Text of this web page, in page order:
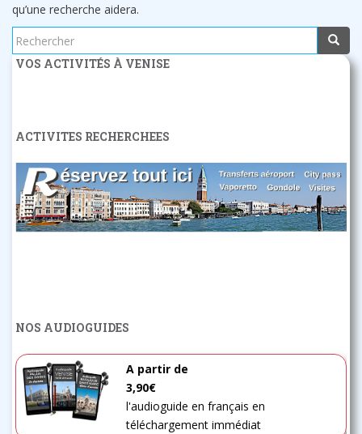
qu’une recherche aidera.
Rechercher...
VOS ACTIVITÉS À VENISE
ACTIVITES RECHERCHEES
NOS AUDIOGUIDES
A partir de
3,90€
l'audioguide en français en
téléchargement immédiat